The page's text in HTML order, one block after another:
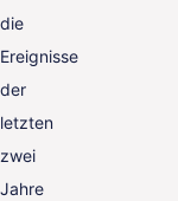
die
Ereignisse
der
letzten
zwei
Jahre